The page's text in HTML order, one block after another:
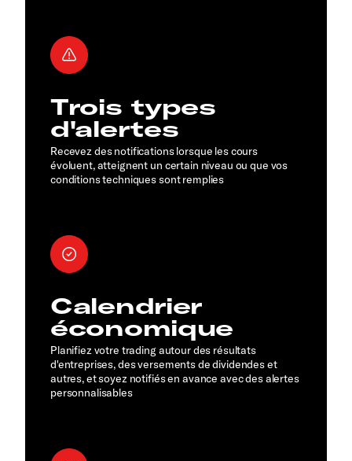
Trois types
d'alertes
Recevez des notifications lorsque les cours
évoluent, atteignent un certain niveau ou que vos
conditions techniques sont remplies
Calendrier
économique
Planifiez votre trading autour des résultats
d'entreprises, des versements de dividendes et
autres, et soyez notifiés en avance avec des alertes
personnalisables